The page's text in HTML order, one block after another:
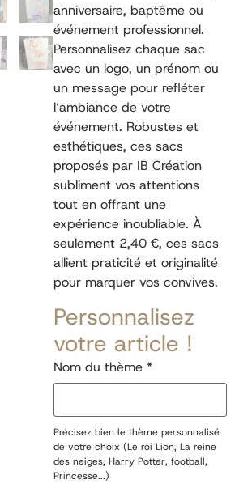
anniversaire, baptême ou
événement professionnel.
Personnalisez chaque sac
avec un logo, un prénom ou
un message pour refléter
l’ambiance de votre
événement. Robustes et
esthétiques, ces sacs
proposés par IB Création
subliment vos attentions
tout en offrant une
expérience inoubliable. À
seulement 2,40 €, ces sacs
allient praticité et originalité
pour marquer vos convives.
Personnalisez
votre article !
Nom du thème *
Précisez bien le thème personnalisé
de votre choix (Le roi Lion, La reine
des neiges, Harry Potter, football,
Princesse...)